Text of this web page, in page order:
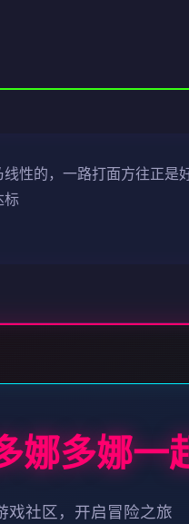
性的，一路打面方往正
标
娜多娜一
戏社区，开启冒险之旅